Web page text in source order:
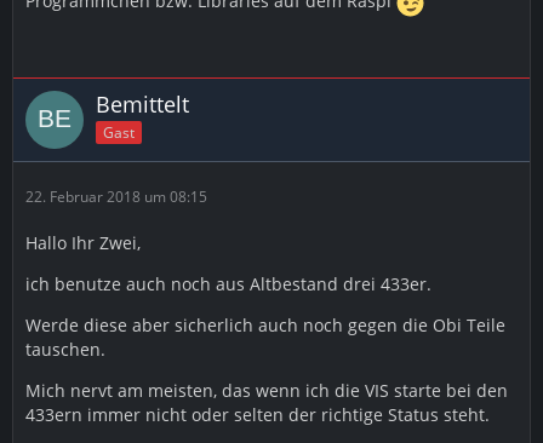
Bemittelt
Gast
22. Februar 2018 um 08:15
Hallo Ihr Zwei,
ich benutze auch noch aus Altbestand drei 433er.
Werde diese aber sicherlich auch noch gegen die Obi Teile
tauschen.
Mich nervt am meisten, das wenn ich die VIS starte bei den
433ern immer nicht oder selten der richtige Status steht.